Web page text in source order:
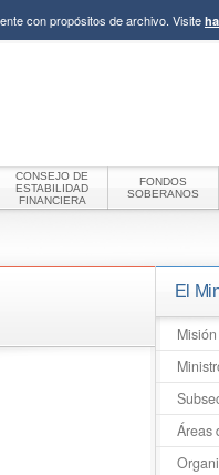
con propósitos de archivo. Visite
CONSEJO DE
ESTABILIDAD
FINANCIERA
FONDOS
SOBERANOS
El
Áreas